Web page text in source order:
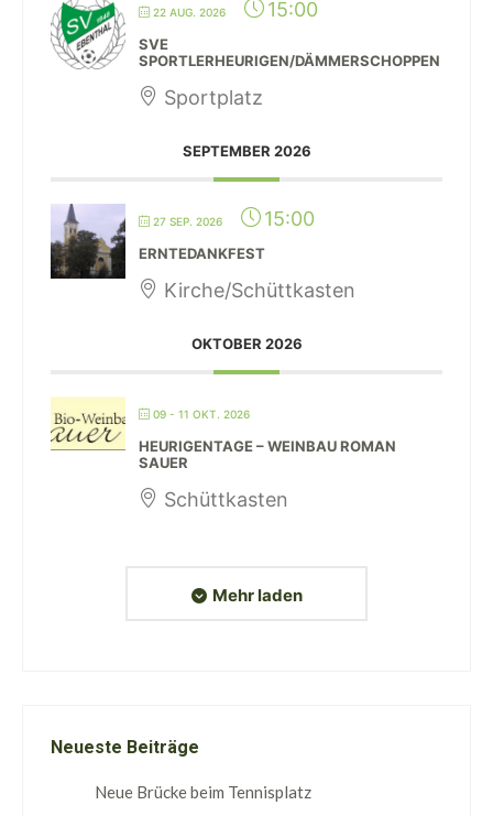
22 AUG. 2026 15:00
SVE
SPORTLERHEURIGEN/DÄMMERSCHOPPEN
Sportplatz
SEPTEMBER 2026
27 SEP. 2026 15:00
ERNTEDANKFEST
Kirche/Schüttkasten
OKTOBER 2026
09 - 11 OKT. 2026
HEURIGENTAGE – WEINBAU ROMAN
SAUER
Schüttkasten
Mehr laden
Neueste Beiträge
Neue Brücke beim Tennisplatz